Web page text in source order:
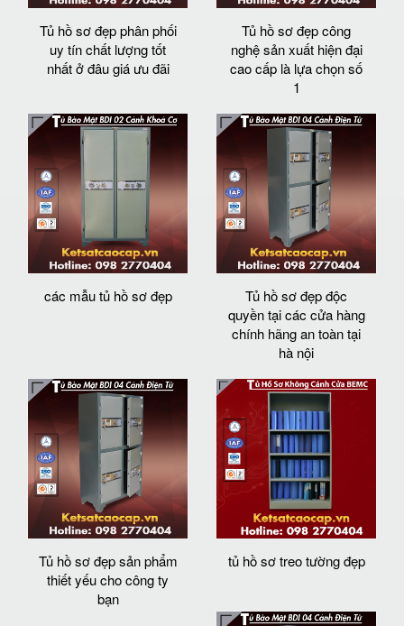
Tủ hồ sơ đẹp phân phối
uy tín chất lượng tốt
nhất ở đâu giá ưu đãi
Tủ hồ sơ đẹp công
nghệ sản xuất hiện đại
cao cấp là lựa chọn số
1
các mẫu tủ hồ sơ đẹp
Tủ hồ sơ đẹp độc
quyền tại các cửa hàng
chính hãng an toàn tại
hà nội
Tủ hồ sơ đẹp sản phẩm
thiết yếu cho công ty
bạn
tủ hồ sơ treo tường đẹp